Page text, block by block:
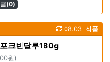
(0)
식품
08.03
크빈달루180g
원)